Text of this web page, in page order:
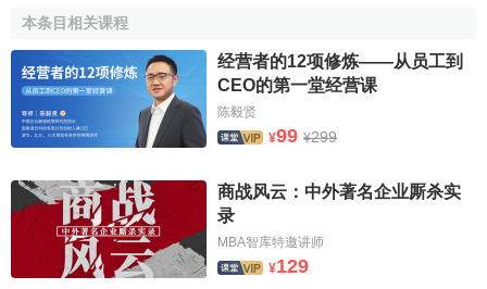
签字。在签字前，合同双方应互相提供证明签字人资格或代
批准同意后，合同才能合法成立。
(3) 合营各方可以 现金 、实物
国合营者作为投资的技术和设备必须确实是适合我国需要的
造成损失的，应赔偿损失。中国合营者的投资可包括为合营
企业经营期间提供的场地使用权。如果场地使用权未作为中
国合营者投资的一部分，合营企业应向中国政府缴纳使用
费。
本条目相关课程
经营者的12项修炼——从员工到
CEO的第一堂经营课
陈毅贤
¥99 ¥299
商战风云：中外著名企业厮杀实
录
MBA智库特邀讲师
¥129